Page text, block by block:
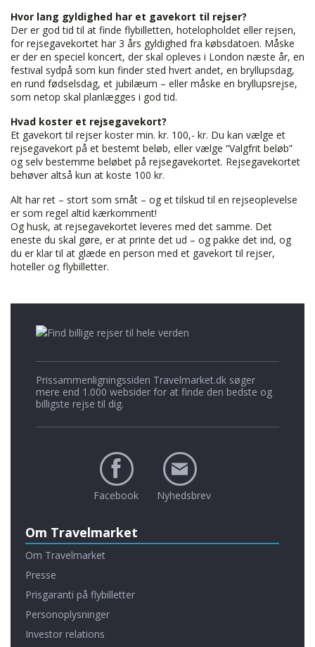
Hvor lang gyldighed har et gavekort til rejser?
Der er god tid til at finde flybilletten, hotelopholdet eller rejsen,
for rejsegavekortet har 3 års gyldighed fra købsdatoen. Måske
er der en speciel koncert, der skal opleves i London næste år, en
festival sydpå som kun finder sted hvert andet, en bryllupsdag,
en rund fødselsdag, et jubilæum – eller måske en bryllupsrejse,
som netop skal planlægges i god tid.
Hvad koster et rejsegavekort?
Et gavekort til rejser koster min. kr. 100,- kr. Du kan vælge et
rejsegavekort på et bestemt beløb, eller vælge “Valgfrit beløb”
og selv bestemme beløbet på rejsegavekortet. Rejsegavekortet
behøver altså kun at koste 100 kr.
Alt har ret – stort som småt – og et tilskud til en rejseoplevelse
er som regel altid kærkomment!
Og husk, at rejsegavekortet leveres med det samme. Det
eneste du skal gøre, er at printe det ud – og pakke det ind, og
du er klar til at glæde en person med et gavekort til rejser,
hoteller og flybilletter.
Prissammenligningssiden Travelmarket.dk søger
mere end 1.000 websider for at finde den bedste og
billigste rejse til dig.
Facebook Nyhedsbrev
Om Travelmarket
Om Travelmarket
Presse
Prisgaranti på flybilletter
Personoplysninger
Investor relations